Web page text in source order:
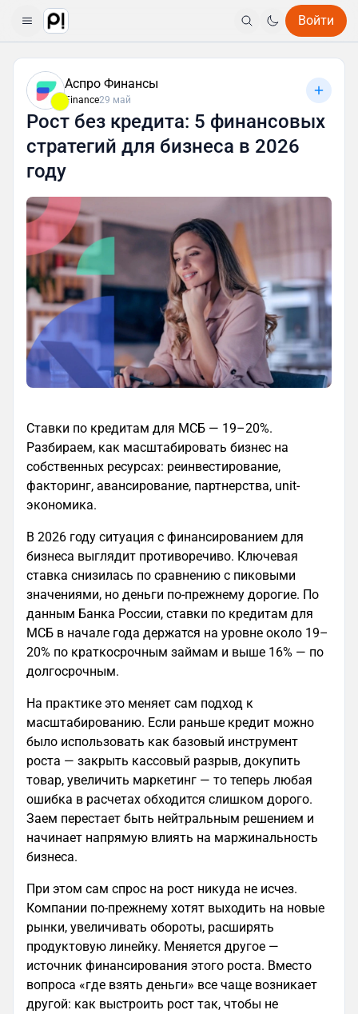
Войти
Аспро Финансы
Finance29 май
Рост без кредита: 5 финансовых
стратегий для бизнеса в 2026
году
Ставки по кредитам для МСБ — 19–20%.
Разбираем, как масштабировать бизнес на
собственных ресурсах: реинвестирование,
факторинг, авансирование, партнерства, unit-
экономика.
В 2026 году ситуация с финансированием для
бизнеса выглядит противоречиво. Ключевая
ставка снизилась по сравнению с пиковыми
значениями, но деньги по-прежнему дорогие. По
данным Банка России, ставки по кредитам для
МСБ в начале года держатся на уровне около 19–
20% по краткосрочным займам и выше 16% — по
долгосрочным.
На практике это меняет сам подход к
масштабированию. Если раньше кредит можно
было использовать как базовый инструмент
роста — закрыть кассовый разрыв, докупить
товар, увеличить маркетинг — то теперь любая
ошибка в расчетах обходится слишком дорого.
Заем перестает быть нейтральным решением и
начинает напрямую влиять на маржинальность
бизнеса.
При этом сам спрос на рост никуда не исчез.
Компании по-прежнему хотят выходить на новые
рынки, увеличивать обороты, расширять
продуктовую линейку. Меняется другое —
источник финансирования этого роста. Вместо
вопроса «где взять деньги» все чаще возникает
другой: как выстроить рост так, чтобы не